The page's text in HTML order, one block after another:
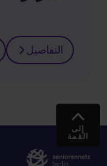
التفاصيل
إلى
القمة